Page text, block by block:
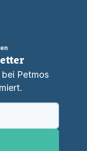
Petmos